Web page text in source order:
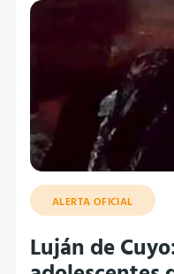
ALERTA OFICIAL
Luján de